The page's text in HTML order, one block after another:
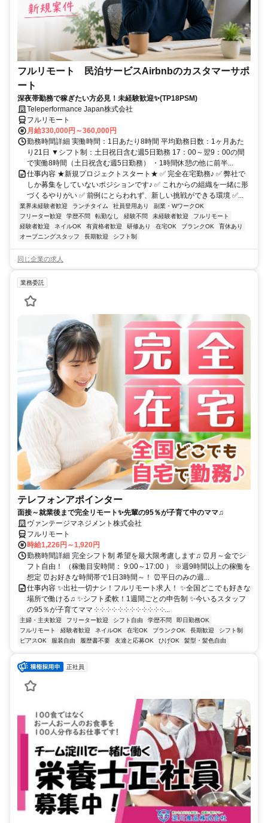
フルリモート 民泊サービスAirbnbのカスタマーサポ
ート
深夜帯勤務で稼ぎたい方必見！未経験歓迎✨(TP18PSM)
Teleperformance Japan株式会社
フルリモート
月給330,000円～360,000円
勤務時間詳細 実働時間：1日あたり8時間 平均勤務日数：1ヶ月あた
り21日 ▼シフト制：土日祝日含む週5日勤務 17：00～翌9：00の間
で実働8時間（土日祝含む週5日勤務） ・1時間休憩の他に前半...
仕事内容 ★新規プロジェクトスタート★ ✅ 完全在宅勤務♪ ✅ 弊社で
しか募集をしていないポジションです♪ ✅ これからの組織を一緒に形
づくるやりがい ✅ 前例にとらわれず、新しい挑戦ができる環境 ✅...
業界未経験者歓迎 ランチタイム 社員登用あり
副業・WワークOK
フリーター歓迎
学歴不問 転勤なし 経験不問 未経験者歓迎
フルリモート
経験者歓迎
ネイルOK 有資格者歓迎 研修あり 在宅OK ブランクOK
育休あり
オープニングスタッフ
長期歓迎 シフト制
同じ企業の求人
業務委託
テレフォンアポインター
面接～就業後まで完全リモート✨先輩の95％が子育て中のママ♫
ヴァンテージマネジメント株式会社
フルリモート
時給1,226円～1,920円
勤務時間詳細 完全シフト制 希望を最大限考慮します♫ ⏰月～金でシ
フト自由！ （稼働目安時間： 9:00～17:00 ） ※週9時間以上の稼働を
想定 ⏰お好きな時間帯で1日3時間～！ ⏰平日のみの週...
仕事内容 ✨出社一切ナシ！フルリモート求人！ ✨全国どこでも好きな
場所で働ける♫ ✨シフト柔軟！1週間ごとの申告制 ✨今いるスタッフ
の95％が子育てママ ༶ ༶ ༶ ༶ ༶ ༶ ༶ ༶ ༶ ༶ ༶ ༶...
主婦・主夫歓迎 フリーター歓迎 シフト自由 学歴不問
即日勤務OK
フルリモート
経験者歓迎 ネイルOK 在宅OK ブランクOK 長期歓迎
シフト制
ピアスOK
服装自由 履歴書不要 友達と応募OK ひげOK 髪型・髪色自由
正社員